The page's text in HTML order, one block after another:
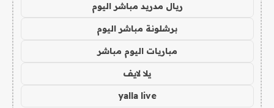
ريال مدريد مباشر اليوم
برشلونة مباشر اليوم
مباريات اليوم مباشر
يلا لايف
yalla live